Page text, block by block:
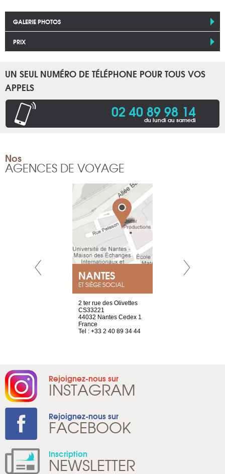
GALERIE PHOTOS
PRIX
UN SEUL NUMÉRO DE TÉLÉPHONE POUR TOUS VOS
APPELS
02 40 89 98 14
du lundi au samedi
Nos
AGENCES DE VOYAGE
NANTES
ET SIÈGE SOCIAL
2 ter rue des Olivettes
CS33221
44032 Nantes Cedex 1
France
Tel : +33 2 40 89 34 44
Rejoignez-nous sur
INSTAGRAM
Rejoignez-nous sur
FACEBOOK
Inscription
NEWSLETTER